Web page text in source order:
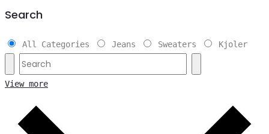
Search
All Categories Jeans Sweaters Kjoler
View more